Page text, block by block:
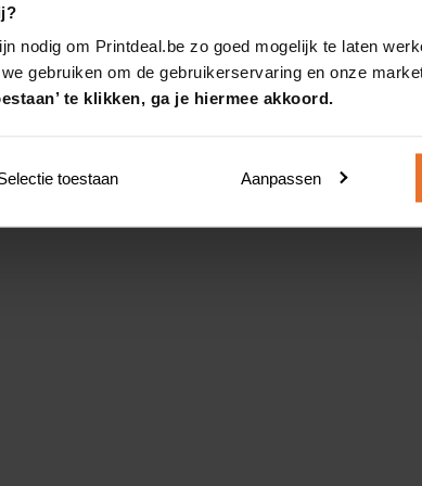
nodig om Printdeal.be zo goed mogelijk te laten
gebruiken om de gebruikerservaring en onze
te klikken, ga je hiermee akkoord.
toestaan Aanpassen